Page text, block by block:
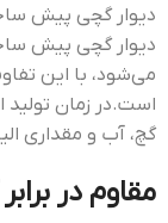
دیوار گچی پیش
دیوار گچی پیش
می‌شود، با این
است.در زمان
گچ، آب و مقداری
مقاوم در